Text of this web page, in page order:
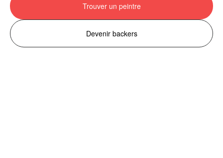
Trouver un peintre
Devenir backers